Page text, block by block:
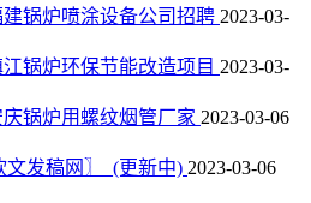
锅炉喷涂设备公司招聘 2023-03-
锅炉环保节能改造项目 2023-03-
锅炉用螺纹烟管厂家 2023-03-06
发稿网〗_(更新中) 2023-03-06